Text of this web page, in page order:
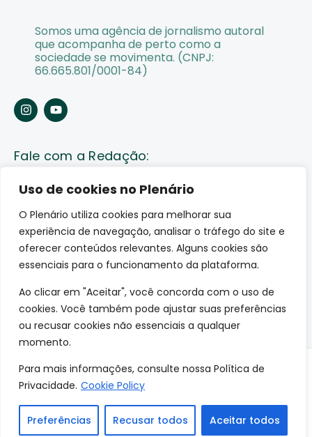
Uso de cookies no Plenário
O Plenário utiliza cookies para melhorar sua
experiência de navegação, analisar o tráfego do site e
oferecer conteúdos relevantes. Alguns cookies são
essenciais para o funcionamento da plataforma.
Ao clicar em "Aceitar", você concorda com o uso de
cookies. Você também pode ajustar suas preferências
ou recusar cookies não essenciais a qualquer
momento.
Para mais informações, consulte nossa Política de
Privacidade. Cookie Policy
Preferências Recusar todos Aceitar todos
Somos uma agência de jornalismo autoral
que acompanha de perto como a
sociedade se movimenta. (CNPJ:
66.665.801/0001-84)
Fale com a Redação:
Enviar pauta
Fale conosco
Av. Lauro Sodré, 1259. Olaria – Porto Velho (RO)
CEP: 76801-289
© 2026 O Plenário. Todos os direitos reservados.
Site desenvolvido por:
Privacidade • Termos • Contato